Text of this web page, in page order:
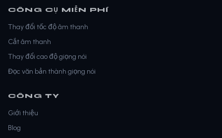
CÔNG CỤ MIỄN PHÍ
Thay đổi tốc độ âm thanh
Cắt âm thanh
Thay đổi cao độ giọng nói
Đọc văn bản thành giọng nói
CÔNG TY
Giới thiệu
Blog